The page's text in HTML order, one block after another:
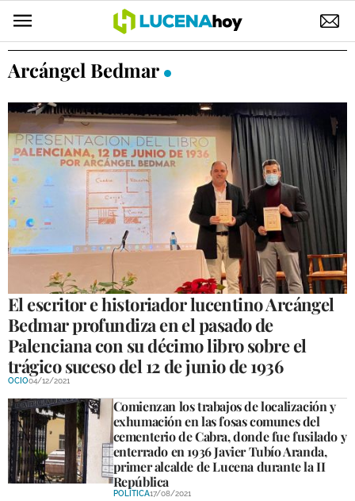
POLÍTICA
ELECCIONES
SUCESOS
ECONOMÍA
DESARROLLO LOCAL
LUCENA EMPRESAS
OCIO
COFRADÍAS
DEPORTES
COMPETICIONES
DEPORTE BASE
OPINIÓN
Arcángel Bedmar
El escritor e historiador lucentino Arcángel
Bedmar profundiza en el pasado de
Palenciana con su décimo libro sobre el
trágico suceso del 12 de junio de 1936
OCIO04/12/2021
Comienzan los trabajos de localización y
exhumación en las fosas comunes del
cementerio de Cabra, donde fue fusilado y
enterrado en 1936 Javier Tubío Aranda,
primer alcalde de Lucena durante la II
República
POLÍTICA17/08/2021